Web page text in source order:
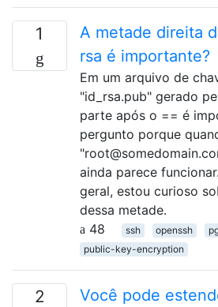
1
A metade direita
rsa é importante?
Em um arquivo de
"id_rsa.pub" gerado
parte após o == é
pergunto porque
ainda parece
geral, estou curioso
dessa metade.
48
ssh openssh
public-key-encryption
2
Você pode